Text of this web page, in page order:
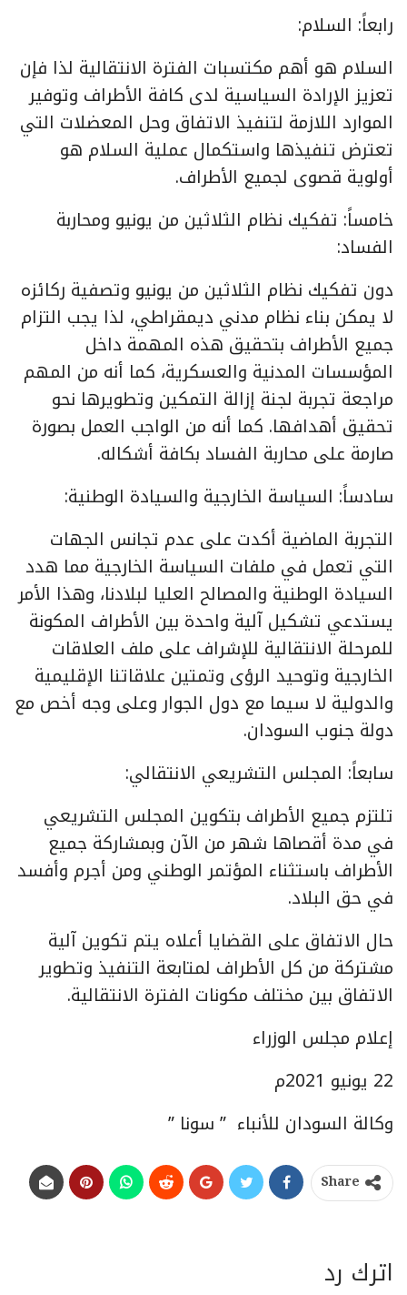
رابعاً: السلام:
السلام هو أهم مكتسبات الفترة الانتقالية لذا فإن
تعزيز الإرادة السياسية لدى كافة الأطراف وتوفير
الموارد اللازمة لتنفيذ الاتفاق وحل المعضلات التي
تعترض تنفيذها واستكمال عملية السلام هو
أولوية قصوى لجميع الأطراف.
خامساً: تفكيك نظام الثلاثين من يونيو ومحاربة
الفساد:
دون تفكيك نظام الثلاثين من يونيو وتصفية ركائزه
لا يمكن بناء نظام مدني ديمقراطي، لذا يجب التزام
جميع الأطراف بتحقيق هذه المهمة داخل
المؤسسات المدنية والعسكرية، كما أنه من المهم
مراجعة تجربة لجنة إزالة التمكين وتطويرها نحو
تحقيق أهدافها. كما أنه من الواجب العمل بصورة
صارمة على محاربة الفساد بكافة أشكاله.
سادساً: السياسة الخارجية والسيادة الوطنية:
التجربة الماضية أكدت على عدم تجانس الجهات
التي تعمل في ملفات السياسة الخارجية مما هدد
السيادة الوطنية والمصالح العليا لبلادنا، وهذا الأمر
يستدعي تشكيل آلية واحدة بين الأطراف المكونة
للمرحلة الانتقالية للإشراف على ملف العلاقات
الخارجية وتوحيد الرؤى وتمتين علاقاتنا الإقليمية
والدولية لا سيما مع دول الجوار وعلى وجه أخص مع
دولة جنوب السودان.
سابعاً: المجلس التشريعي الانتقالي:
تلتزم جميع الأطراف بتكوين المجلس التشريعي
في مدة أقصاها شهر من الآن وبمشاركة جميع
الأطراف باستثناء المؤتمر الوطني ومن أجرم وأفسد
في حق البلاد.
حال الاتفاق على القضايا أعلاه يتم تكوين آلية
مشتركة من كل الأطراف لمتابعة التنفيذ وتطوير
الاتفاق بين مختلف مكونات الفترة الانتقالية.
إعلام مجلس الوزراء
22 يونيو 2021م
وكالة السودان للأنباء ” سونا ”
Share
اترك رد